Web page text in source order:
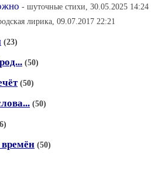
- шуточные стихи, 30.05.2025 14:24
лирика, 09.07.2017 22:21
(23)
(50)
(50)
(50)
(50)